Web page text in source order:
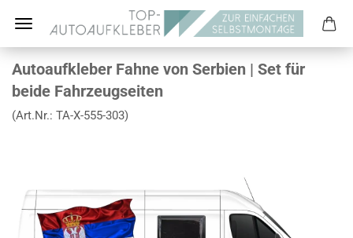
Autoaufkleber Fahne von Serbien | Set für
beide Fahrzeugseiten
(Art.Nr.: TA-X-555-303)